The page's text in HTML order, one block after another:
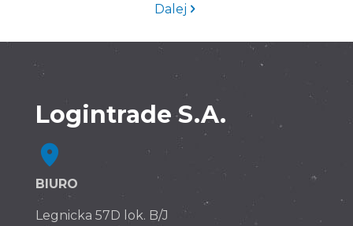
Dalej
Logintrade S.A.
BIURO
Legnicka 57D lok. B/J